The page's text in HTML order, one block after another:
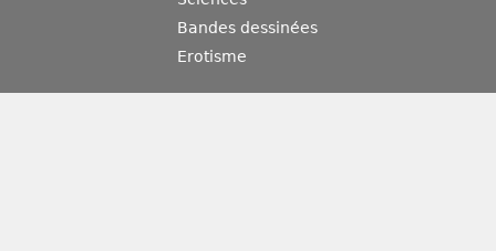
Bandes dessinées
Erotisme